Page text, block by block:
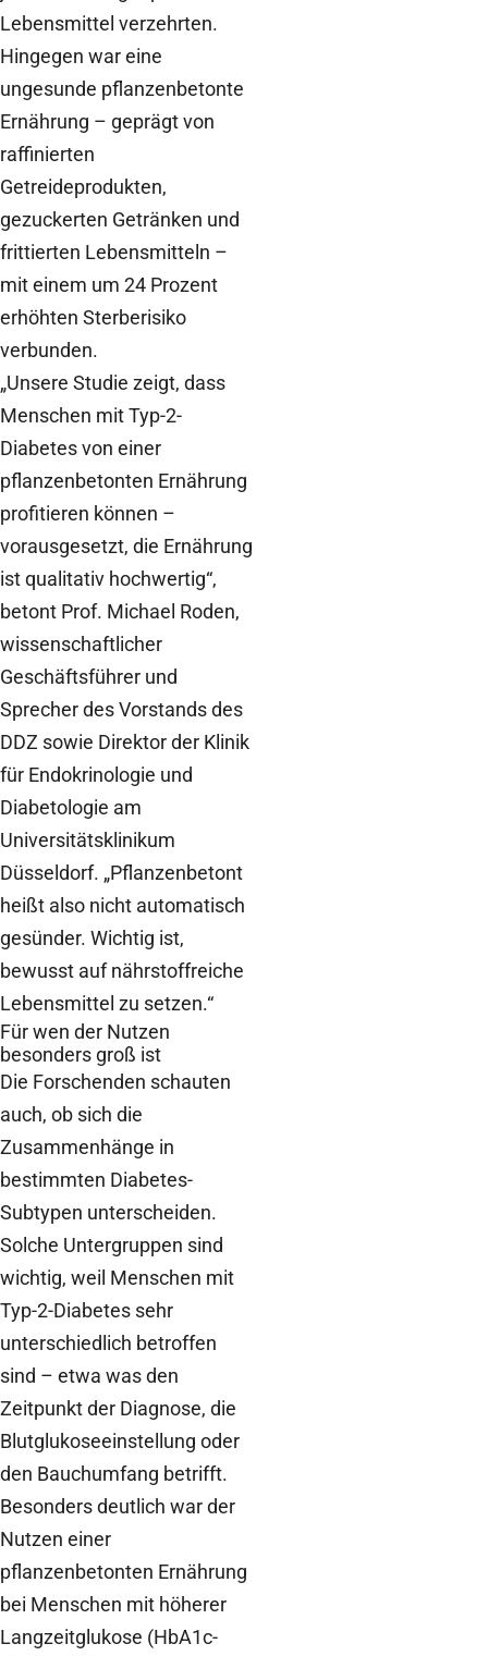
Lebensmittel verzehrten.
Hingegen war eine
ungesunde pflanzenbetonte
Ernährung – geprägt von
raffinierten
Getreideprodukten,
gezuckerten Getränken und
frittierten Lebensmitteln –
mit einem um 24 Prozent
erhöhten Sterberisiko
verbunden.
„Unsere Studie zeigt, dass
Menschen mit Typ-2-
Diabetes von einer
pflanzenbetonten Ernährung
profitieren können –
vorausgesetzt, die Ernährung
ist qualitativ hochwertig“,
betont Prof. Michael Roden,
wissenschaftlicher
Geschäftsführer und
Sprecher des Vorstands des
DDZ sowie Direktor der Klinik
für Endokrinologie und
Diabetologie am
Universitätsklinikum
Düsseldorf. „Pflanzenbetont
heißt also nicht automatisch
gesünder. Wichtig ist,
bewusst auf nährstoffreiche
Lebensmittel zu setzen.“
Für wen der Nutzen
besonders groß ist
Die Forschenden schauten
auch, ob sich die
Zusammenhänge in
bestimmten Diabetes-
Subtypen unterscheiden.
Solche Untergruppen sind
wichtig, weil Menschen mit
Typ-2-Diabetes sehr
unterschiedlich betroffen
sind – etwa was den
Zeitpunkt der Diagnose, die
Blutglukoseeinstellung oder
den Bauchumfang betrifft.
Besonders deutlich war der
Nutzen einer
pflanzenbetonten Ernährung
bei Menschen mit höherer
Langzeitglukose (HbA1c-